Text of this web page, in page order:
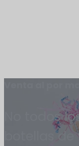
No todos
botellas